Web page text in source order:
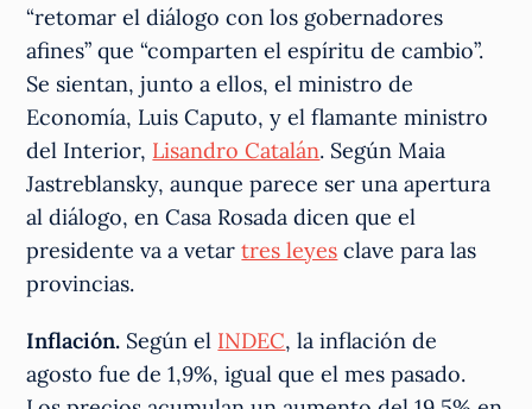
“retomar el diálogo con los gobernadores
afines” que “comparten el espíritu de cambio”.
Se sientan, junto a ellos, el ministro de
Economía, Luis Caputo, y el flamante ministro
del Interior, Lisandro Catalán. Según Maia
Jastreblansky, aunque parece ser una apertura
al diálogo, en Casa Rosada dicen que el
presidente va a vetartres leyes clave para las
provincias.
Inflación. Según el INDEC, la inflación de
agosto fue de 1,9%, igual que el mes pasado.